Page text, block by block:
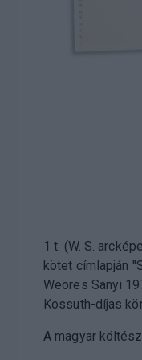
1 t. (W. S.
kötet címlapján
Weöres Sanyi
Kossuth-díjas
A magyar